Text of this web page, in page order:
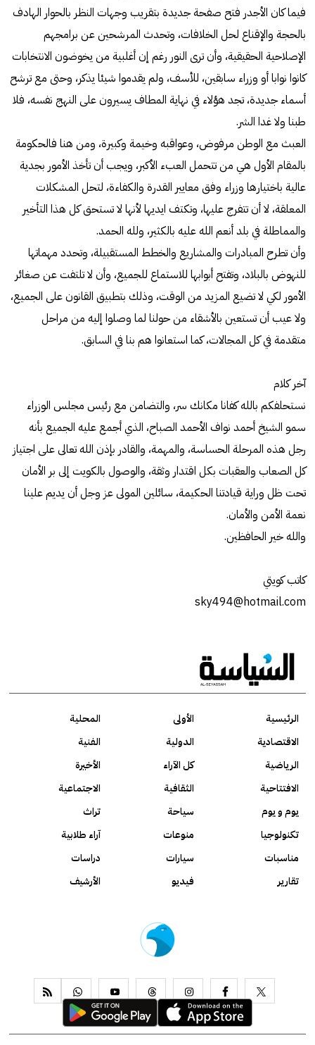
فيما كان الأجدر فتح صفحة جديدة بتقريب وجهات النظر بالحوار الهادف
بالحجة والإقناع لحل الخلافات، وتحدث المرشحين عن برامجهم
الإصلاحية الحقيقية، وأن ترى النور رغم إن أغلبية من يخوضون الانتخابات
كانوا نوابا أو وزراء سابقين، للأسف، ولم يقدموا شيئا يذكر، وحتى مع ترشح
أسماء جديدة، تجد هؤلاء في نهاية المطاف يسيرون على النهج نفسه، فلا
طبنا ولا غدا الشر.
العبث مع الوطن مرفوض، وعواقبه وخيمة وكبيرة، ومن هنا فالحكومة
بالمقام الأول هي من تتحمل العبء الأكبر، ويجب أن تأخذ الأمور بجدية
عالية باختيارها وزراء وفق معايير القدرة والكفاءة، لتحل المشكلات
المعلقة، لا أن تتفرج عليها، وتكتف ايديها لأنها لا تستحق كل هذا التأخير
والمماطلة في بلد أنعم الله عليه بالكثير، ولله الحمد.
وأن تطرح المبادرات والمشاريع والخطط المستقبيلة، وتحدد مهماتها
للنهوض بالبلاد، وتفتح أبوابها للاستماع للجميع، وأن لا تلتفت عن صغائر
الأمور لكي لا تضيع المزيد من الوقت، وذلك بتطبيق القانون على الجميع،
ولا عيب أن تستعين بالأشقاء من حولنا لما وصلوا إليه من مراحل
متقدمة في كل المجالات، كما استعانوا هم بنا في السابق.
آخر كلام
نستحلفكم بالله كفانا مكانك سر، والتضامن مع رئيس مجلس الوزراء
سمو الشيخ أحمد نواف الأحمد الصباح، الذي أجمع عليه الجميع بأنه
رجل هذه المرحلة الحساسة، والمهمة، والقادر بإذن الله تعالى على اجتياز
كل الصعاب والعقبات بكل اقتدار وثقة، والوصول بالكويت إلى بر الأمان
تحت ظل وراية قيادتنا الحكيمة، سائلين المولى عز وجل أن يديم علينا
نعمة الأمن والأمان.
والله خير الحافظين.
كاتب كويتي
sky494@hotmail.com
الرئيسية الأولى
المحلية
الاقتصادية
الدولية
الفنية
الرياضية
كل الآراء
الأخيرة
الافتتاحية
الثقافية
الاجتماعية
يوم و يوم
سياحة
تراث
تكنولوجيا
منوعات
آراء طلابية
مناسبات
سيارات
دراسات
تقارير
فيديو الأرشيف